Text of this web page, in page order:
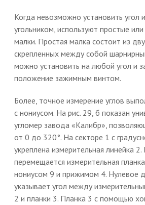
Когда невозможно установить угол
угольником, используют простые
малки. Простая малка состоит из
скрепленных между собой
можно установить на любой угол и
положение зажимным винтом.
Более, точное измерение углов
с нониусом. На рис. 29, б показан
угломер завода «Калибр»,
от 0 до 320°. На секторе 1 с
укреплена измерительная линейка
перемещается измерительная
нониусом 9 и прижимом 4. Нулевое
указывает угол между
2 и планки 3. Планка 3 с помощью